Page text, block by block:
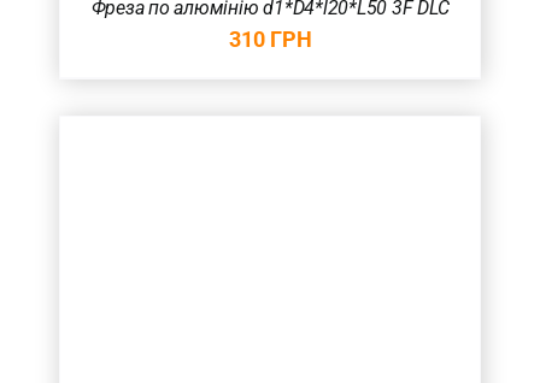
Фреза по алюмінію d1*D4*l20*L50 3F DLC
310 ГРН